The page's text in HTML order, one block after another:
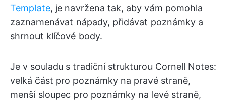
Template, je navržena tak, aby vám pomohla
zaznamenávat nápady, přidávat poznámky a
shrnout klíčové body.
Je v souladu s tradiční strukturou Cornell Notes:
velká část pro poznámky na pravé straně,
menší sloupec pro poznámky na levé straně,